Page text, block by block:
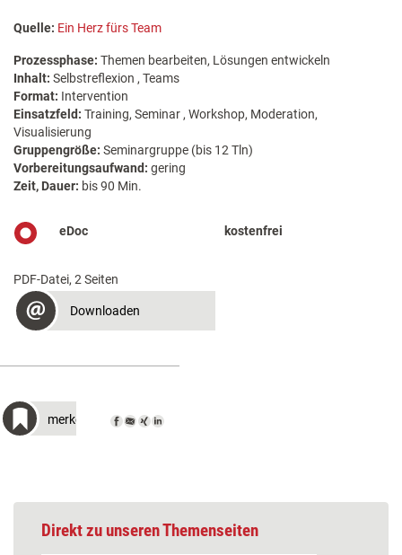
Quelle: Ein Herz fürs Team
Prozessphase: Themen bearbeiten, Lösungen entwickeln
Inhalt: Selbstreflexion , Teams
Format: Intervention
Einsatzfeld: Training, Seminar , Workshop, Moderation,
Visualisierung
Gruppengröße: Seminargruppe (bis 12 Tln)
Vorbereitungsaufwand: gering
Zeit, Dauer: bis 90 Min.
eDoc kostenfrei
PDF-Datei, 2 Seiten
Downloaden
merken
Direkt zu unseren Themenseiten